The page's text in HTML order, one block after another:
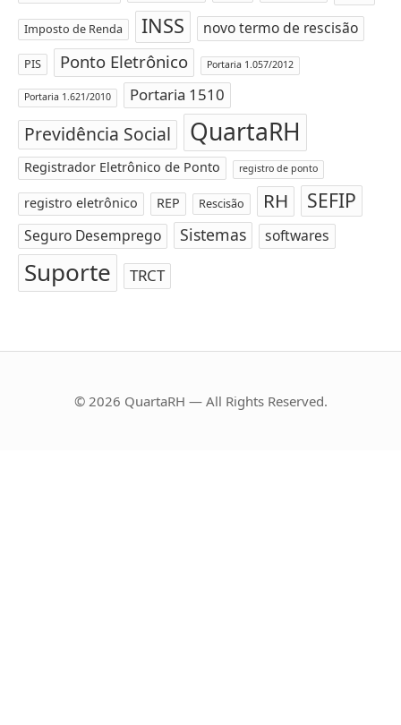
Imposto de Renda INSS novo termo de rescisão
PIS Ponto Eletrônico Portaria 1.057/2012
Portaria 1.621/2010 Portaria 1510
Previdência Social QuartaRH
Registrador Eletrônico de Ponto registro de ponto
registro eletrônico REP Rescisão RH SEFIP
Seguro Desemprego Sistemas softwares
Suporte TRCT
© 2026 QuartaRH — All Rights Reserved.